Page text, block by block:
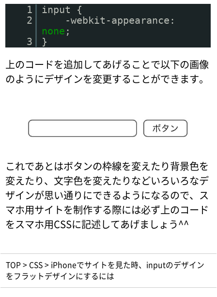
1
input {
2
-webkit-appearance:
none ;
3
}
上のコードを追加してあげることで以下の画像
のようにデザインを変更することができます。
これであとはボタンの枠線を変えたり背景色を
変えたり、文字色を変えたりなどいろいろなデ
ザインが思い通りにできるようになるので、ス
マホ用サイトを制作する際には必ず上のコード
をスマホ用CSSに記述してあげましょう^^
TOP > CSS> iPhoneでサイトを見た時、inputのデザイン
をフラットデザインにするには